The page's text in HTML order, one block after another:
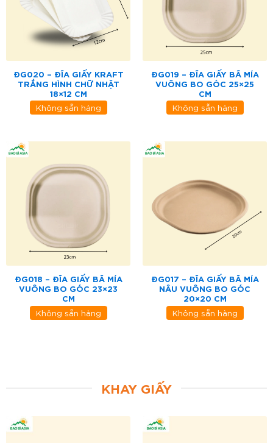
ĐG020 – ĐĨA GIẤY KRAFT
TRẮNG HÌNH CHỮ NHẬT
18×12 CM
Không sẵn hàng
ĐG019 – ĐĨA GIẤY BÃ MÍA
VUÔNG BO GÓC 25×25
CM
Không sẵn hàng
ĐG018 – ĐĨA GIẤY BÃ MÍA
VUÔNG BO GÓC 23×23
CM
Không sẵn hàng
ĐG017 – ĐĨA GIẤY BÃ MÍA
NÂU VUÔNG BO GÓC
20×20 CM
Không sẵn hàng
KHAY GIẤY